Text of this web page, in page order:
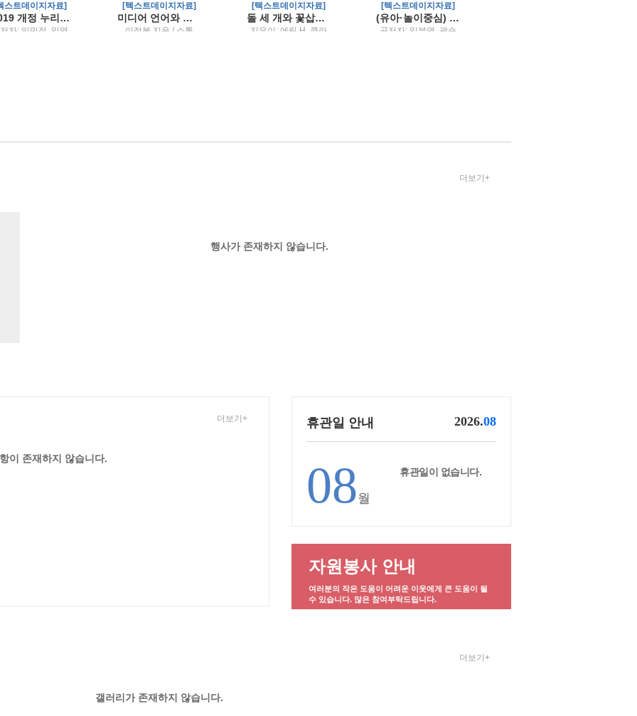
스트데이지자료]
(2019 개정 누리과정·2024 개정 표준보육과정을 반영한) 영유아건강교육
자: 임민정, 임영
[텍스트데이지자료]
미디어 언어와 문화
이정복 지음 / 소통
[텍스트데이지자료]
돌 세 개와 꽃삽사라진 문명을 역사로 만드는 발굴 이야기
지은이: 에릭 H. 클라
[텍스트데이지자료]
(유아·놀이중심) 유아교육과정
공저자: 임부연, 곽승
행사가 존재하지 않습니다.
더보기+
이 존재하지 않습니다.
더보기+ 휴관일 안내 2026.08
08월
휴관일이 없습니다.
자원봉사 안내
여러분의 작은 도움이 어려운 이웃에게 큰 도움이 될
수 있습니다. 많은 참여부탁드립니다.
갤러리가 존재하지 않습니다.
더보기+